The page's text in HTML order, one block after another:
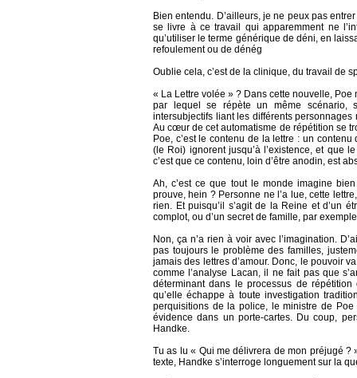
Bien entendu. D’ailleurs, je ne peux pas
se livre à ce travail qui apparemment ne
qu’utiliser le terme générique de déni, en
refoulement ou de dénég
Oublie cela, c’est de la clinique, du travail de
« La Lettre volée » ? Dans cette nouvelle, Poe
par lequel se répète un même scénario,
intersubjectifs liant les différents
Au cœur de cet automatisme de répétition se
Poe, c’est le contenu de la lettre : un
(le Roi) ignorent jusqu’à l’existence, et que
c’est que ce contenu, loin d’être anodin, est
Ah, c’est ce que tout le monde imagine
prouve, hein ? Personne ne l’a lue, cette
rien. Et puisqu’il s’agit de la Reine et d’un
complot, ou d’un secret de famille, par
Non, ça n’a rien à voir avec l’imagination.
pas toujours le problème des familles,
jamais des lettres d’amour. Donc, le pouvoir
comme l’analyse Lacan, il ne fait pas que
déterminant dans le processus de
qu’elle échappe à toute investigation
perquisitions de la police, le ministre de
évidence dans un porte-cartes. Du coup,
Handke.
Tu as lu « Qui me délivrera de mon préjugé ?
texte, Handke s’interroge longuement sur la